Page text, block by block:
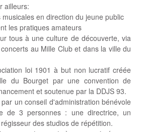
ailleurs:
en direction du jeune public
les pratiques amateurs
tous à une culture de découverte, via
au Mille Club et dans la ville du
loi 1901 à but non lucratif créée
du Bourget par une convention de
et soutenue par la DDJS 93.
un conseil d'administration bénévole
de 3 personnes : une directrice, un
des studios de répétition.